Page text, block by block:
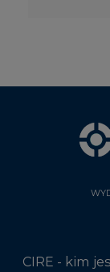
CIRE - kim